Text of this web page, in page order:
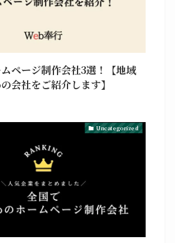
ページ制作会社3選！【地域
会社をご紹介します】
Uncategorized